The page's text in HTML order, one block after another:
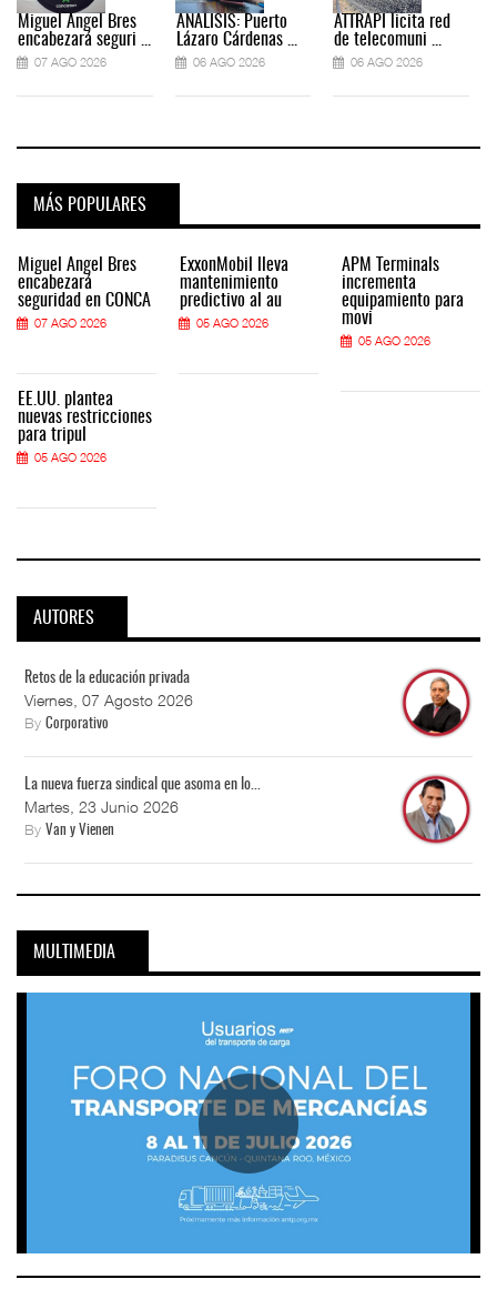
Miguel Ángel Bres
encabezará seguri ...
07 AGO 2026
ANÁLISIS: Puerto
Lázaro Cárdenas ...
06 AGO 2026
ATTRAPI licita red
de telecomuni ...
06 AGO 2026
MÁS POPULARES
Miguel Ángel Bres
encabezará
seguridad en CONCA
07 AGO 2026
EE.UU. plantea
nuevas restricciones
para tripul
05 AGO 2026
ExxonMobil lleva
mantenimiento
predictivo al au
05 AGO 2026
APM Terminals
incrementa
equipamiento para
movi
05 AGO 2026
AUTORES
Retos de la educación privada
Viernes, 07 Agosto 2026
By Corporativo
La nueva fuerza sindical que asoma en lo...
Martes, 23 Junio 2026
By Van y Vienen
MULTIMEDIA